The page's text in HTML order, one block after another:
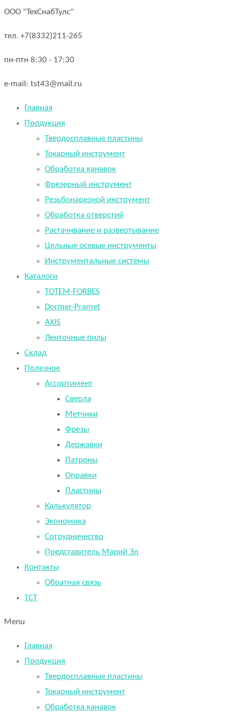
ООО "ТехСнабТулс"
тел. +7(8332)211-265
пн-птн 8:30 - 17:30
e-mail: tst43@mail.ru
Главная
Продукция
Твердосплавные пластины
Токарный инструмент
Обработка канавок
Фрезерный инструмент
Резьбонарезной инструмент
Обработка отверстий
Растачивание и развертывание
Цельные осевые инструменты
Инструментальные системы
Каталоги
TOTEM-FORBES
Dormer-Pramet
AXIS
Ленточные пилы
Склад
Полезное
Ассортимент
Сверла
Метчики
Фрезы
Державки
Патроны
Оправки
Пластины
Калькулятор
Экономика
Сотрудничество
Представитель Марий Эл
Контакты
Обратная связь
TCT
Menu
Главная
Продукция
Твердосплавные пластины
Токарный инструмент
Обработка канавок